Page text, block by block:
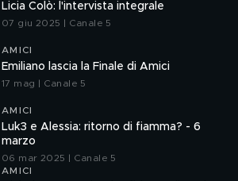
Licia Colò: l'intervista integrale
07 giu 2025 | Canale 5
AMICI
Emiliano lascia la Finale di Amici
17 mag | Canale 5
AMICI
Luk3 e Alessia: ritorno di fiamma? - 6
marzo
06 mar 2025 | Canale 5
AMICI